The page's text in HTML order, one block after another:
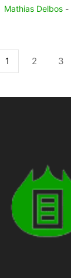
Mathias Delbos -
1 2 3